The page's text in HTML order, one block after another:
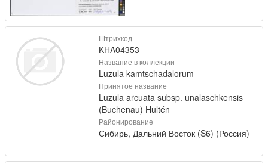
Штрихкод
KHA04353
Название в коллекции
Luzula kamtschadalorum
Принятое название
Luzula arcuata subsp. unalaschkensis
(Buchenau) Hultén
Районирование
Сибирь, Дальний Восток (S6) (Россия)